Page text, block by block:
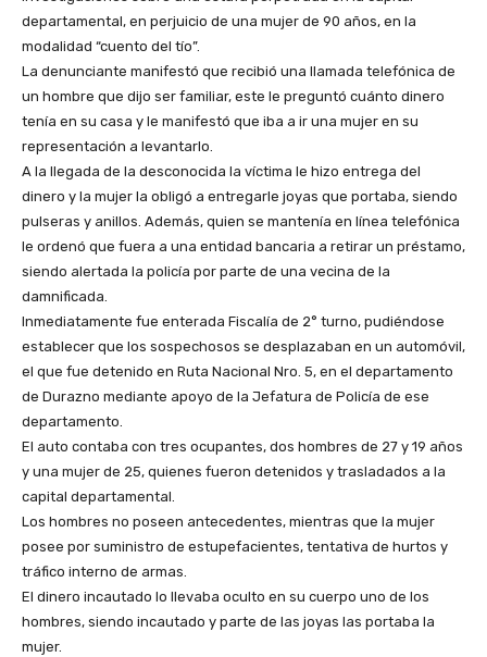
departamental, en perjuicio de una mujer de 90 años, en la
modalidad “cuento del tío”.
La denunciante manifestó que recibió una llamada telefónica de
un hombre que dijo ser familiar, este le preguntó cuánto dinero
tenía en su casa y le manifestó que iba a ir una mujer en su
representación a levantarlo.
A la llegada de la desconocida la víctima le hizo entrega del
dinero y la mujer la obligó a entregarle joyas que portaba, siendo
pulseras y anillos. Además, quien se mantenía en línea telefónica
le ordenó que fuera a una entidad bancaria a retirar un préstamo,
siendo alertada la policía por parte de una vecina de la
damnificada.
Inmediatamente fue enterada Fiscalía de 2° turno, pudiéndose
establecer que los sospechosos se desplazaban en un automóvil,
el que fue detenido en Ruta Nacional Nro. 5, en el departamento
de Durazno mediante apoyo de la Jefatura de Policía de ese
departamento.
El auto contaba con tres ocupantes, dos hombres de 27 y 19 años
y una mujer de 25, quienes fueron detenidos y trasladados a la
capital departamental.
Los hombres no poseen antecedentes, mientras que la mujer
posee por suministro de estupefacientes, tentativa de hurtos y
tráfico interno de armas.
El dinero incautado lo llevaba oculto en su cuerpo uno de los
hombres, siendo incautado y parte de las joyas las portaba la
mujer.